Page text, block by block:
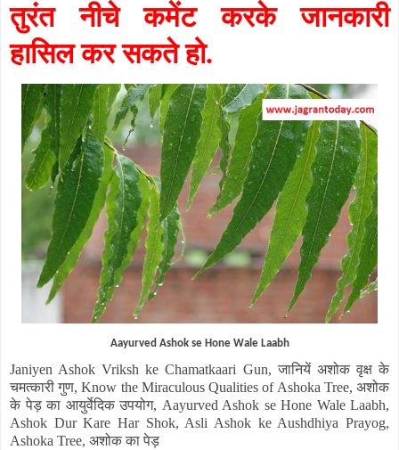
तुरंत नीचे कमेंट करके जानकारी
हासिल कर सकते हो.
Aayurved Ashok se Hone Wale Laabh
Janiyen Ashok Vriksh ke Chamatkaari Gun,जानियें अशोक वृक्ष के
चमत्कारी गुण, Know the Miraculous Qualities of Ashoka Tree,अशोक
के पेड़ का आयुर्वेदिक उपयोग, Aayurved Ashok se Hone Wale Laabh,
Ashok Dur Kare Har Shok, Asli Ashok ke Aushdhiya Prayog,
Ashoka Tree, अशोक का पेड़